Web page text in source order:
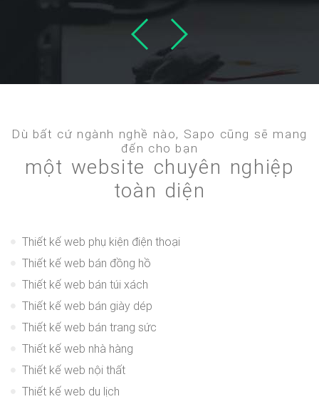
Dù bất cứ ngành nghề nào, Sapo cũng sẽ mang
đến cho bạn
một website chuyên nghiệp
toàn diện
Thiết kế web phụ kiện điện thoại
Thiết kế web bán đồng hồ
Thiết kế web bán túi xách
Thiết kế web bán giày dép
Thiết kế web bán trang sức
Thiết kế web nhà hàng
Thiết kế web nội thất
Thiết kế web du lịch